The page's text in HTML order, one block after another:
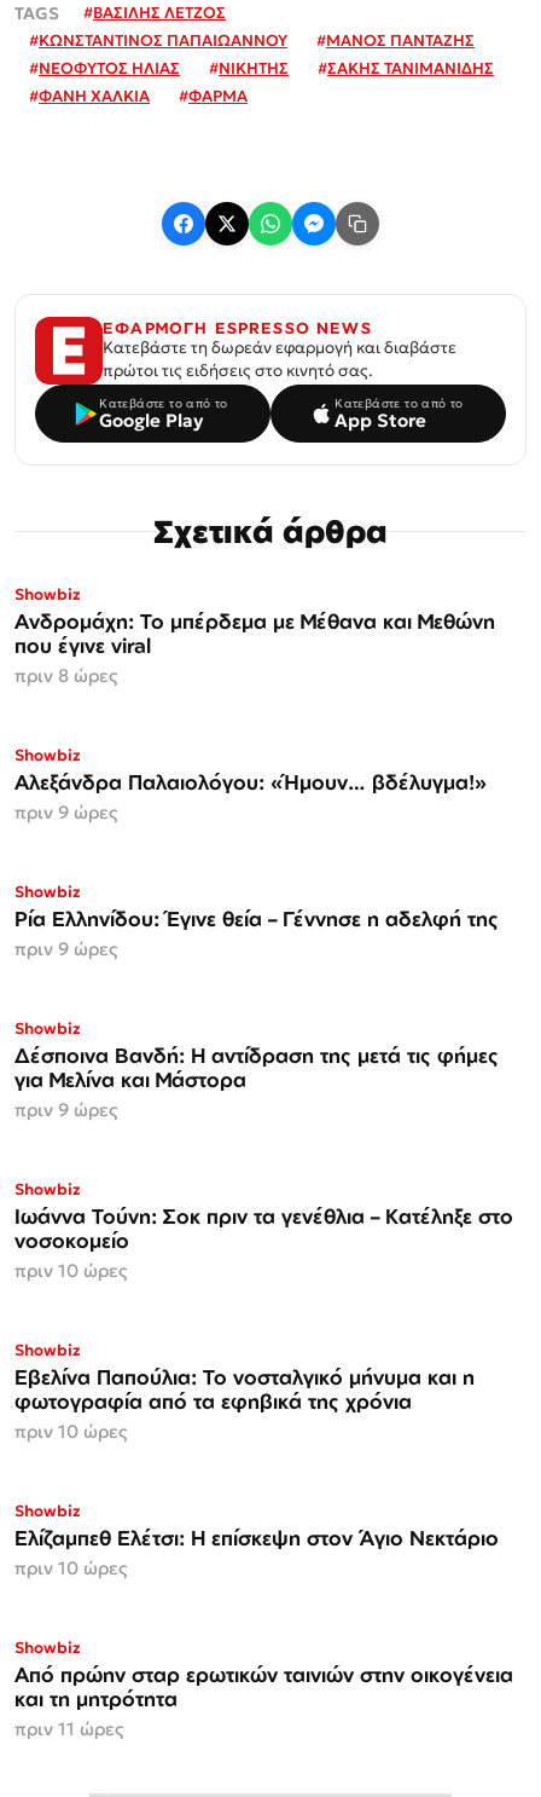
#ΒΑΣΙΛΗΣ ΛΕΤΖΟΣ
#ΚΩΝΣΤΑΝΤΙΝΟΣ ΠΑΠΑΙΩΑΝΝΟΥ #ΜΑΝΟΣ ΠΑΝΤΑΖΗΣ
#ΝΕΟΦΥΤΟΣ ΗΛΙΑΣ #ΝΙΚΗΤΗΣ #ΣΑΚΗΣ ΤΑΝΙΜΑΝΙΔΗΣ
#ΦΑΝΗ ΧΑΛΚΙΑ #ΦΑΡΜΑ
ΕΦΑΡΜΟΓΗ ESPRESSO NEWS
Κατεβάστε τη δωρεάν εφαρμογή και διαβάστε
πρώτοι τις ειδήσεις στο κινητό σας.
Κατεβάστε το από το
Google Play
Κατεβάστε το από το
App Store
Σχετικά άρθρα
Showbiz
Ανδρομάχη: Το μπέρδεμα με Μέθανα και Μεθώνη
που έγινε viral
πριν 8 ώρες
Showbiz
Αλεξάνδρα Παλαιολόγου: «Ήμουν… βδέλυγμα!»
πριν 9 ώρες
Showbiz
Ρία Ελληνίδου: Έγινε θεία – Γέννησε η αδελφή της
πριν 9 ώρες
Showbiz
Δέσποινα Βανδή: Η αντίδραση της μετά τις φήμες
για Μελίνα και Μάστορα
πριν 9 ώρες
Showbiz
Ιωάννα Τούνη: Σοκ πριν τα γενέθλια – Κατέληξε στο
νοσοκομείο
πριν 10 ώρες
Showbiz
Εβελίνα Παπούλια: Το νοσταλγικό μήνυμα και η
φωτογραφία από τα εφηβικά της χρόνια
πριν 10 ώρες
Showbiz
Ελίζαμπεθ Ελέτσι: Η επίσκεψη στον Άγιο Νεκτάριο
πριν 10 ώρες
Showbiz
Από πρώην σταρ ερωτικών ταινιών στην οικογένεια
και τη μητρότητα
πριν 11 ώρες